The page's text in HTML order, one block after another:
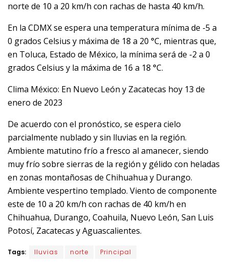
norte de 10 a 20 km/h con rachas de hasta 40 km/h.
En la CDMX se espera una temperatura mínima de -5 a
0 grados Celsius y máxima de 18 a 20 °C, mientras que,
en Toluca, Estado de México, la mínima será de -2 a 0
grados Celsius y la máxima de 16 a 18 °C.
Clima México: En Nuevo León y Zacatecas hoy 13 de
enero de 2023
De acuerdo con el pronóstico, se espera cielo
parcialmente nublado y sin lluvias en la región.
Ambiente matutino frío a fresco al amanecer, siendo
muy frío sobre sierras de la región y gélido con heladas
en zonas montañosas de Chihuahua y Durango.
Ambiente vespertino templado. Viento de componente
este de 10 a 20 km/h con rachas de 40 km/h en
Chihuahua, Durango, Coahuila, Nuevo León, San Luis
Potosí, Zacatecas y Aguascalientes.
Tags: lluvias norte Principal